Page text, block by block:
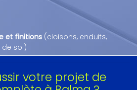
et finitions (cloisons, enduits,
de sol)
votre projet de